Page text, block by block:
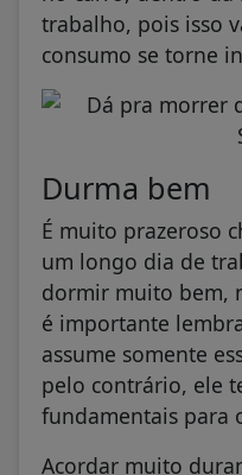
trabalho, pois isso
consumo se torne
Durma bem
É muito prazeroso
um longo dia de
dormir muito bem,
é importante
assume somente
pelo contrário, ele
fundamentais para
Acordar muito